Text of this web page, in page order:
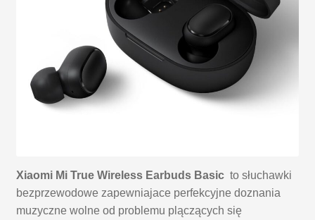
Xiaomi Mi True Wireless Earbuds Basic to słuchawki
bezprzewodowe zapewniajace perfekcyjne doznania
muzyczne wolne od problemu plączących się